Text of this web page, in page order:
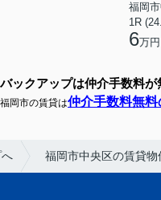
1R
6万円
バックアップは仲介手数料が
福岡市の賃貸は仲介手数料無
福岡市中央区の賃貸物